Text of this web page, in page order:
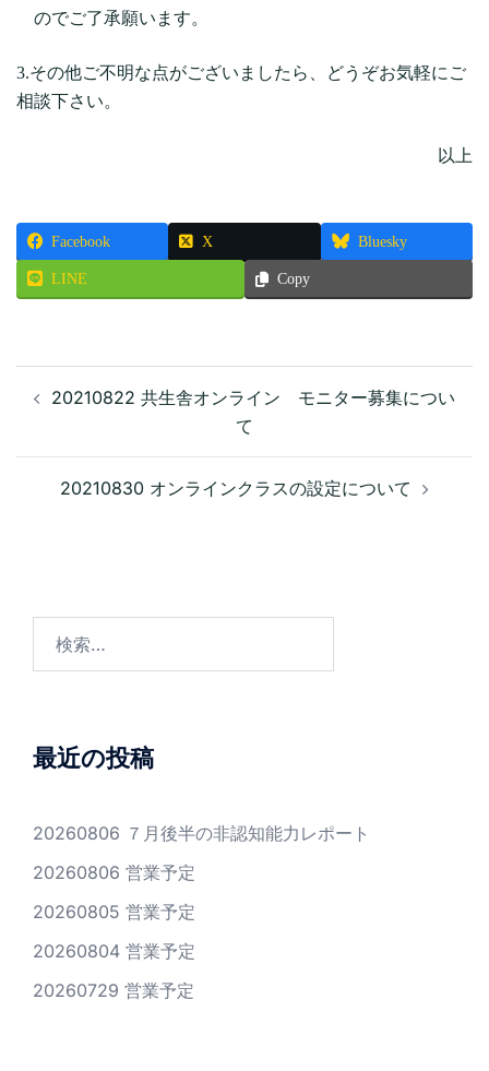
のでご了承願います。
3.その他ご不明な点がございましたら、どうぞお気軽にご
相談下さい。
以上
Facebook X Bluesky
LINE Copy
稿
ビ
20210822 共生舎オンライン モニター募集につい
て
20210830 オンラインクラスの設定について
最近の投稿
20260806 ７月後半の非認知能力レポート
20260806 営業予定
20260805 営業予定
20260804 営業予定
20260729 営業予定